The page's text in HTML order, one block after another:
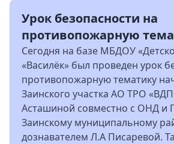
Урок безопасности на
противопожарную
Сегодня на базе МБДОУ
«Василёк» был проведен урок
противопожарную тематику
Заинского участка АО ТРО
Асташиной совместно с ОНД и
Заинскому муниципальному
дознавателем Л.А Писаревой.